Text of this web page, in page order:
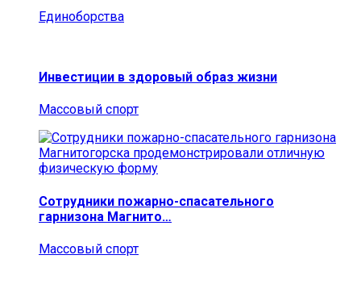
Единоборства
Инвестиции в здоровый образ жизни
Массовый спорт
Сотрудники пожарно-спасательного
гарнизона Магнито…
Массовый спорт